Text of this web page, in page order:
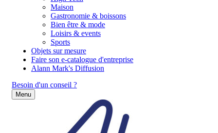
Maison
Gastronomie & boissons
Bien être & mode
Loisirs & events
Sports
Objets sur mesure
Faire son e-catalogue d'entreprise
Alann Mark's Diffusion
Besoin d'un conseil ?
Menu